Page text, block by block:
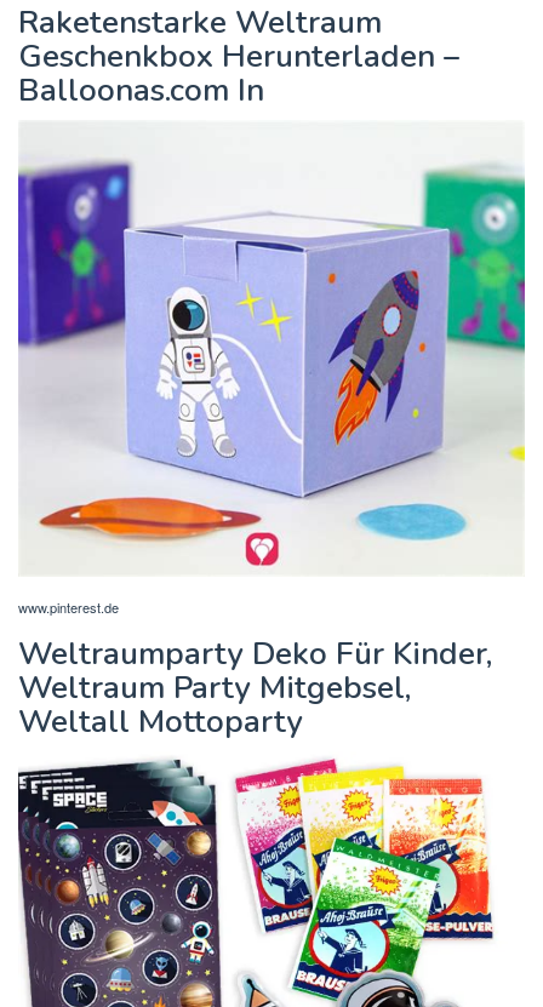
Raketenstarke Weltraum
Geschenkbox Herunterladen –
Balloonas.com In
www.pinterest.de
Weltraumparty Deko Für Kinder,
Weltraum Party Mitgebsel,
Weltall Mottoparty